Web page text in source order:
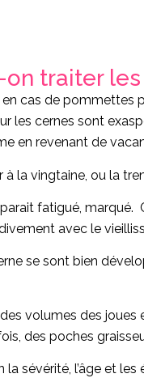
traiter les
cas de pommettes
les cernes sont
en revenant de
à la vingtaine, ou la
fatigué,
avec le
se sont bien
des volumes des
des poches
sévérité, l’âge et